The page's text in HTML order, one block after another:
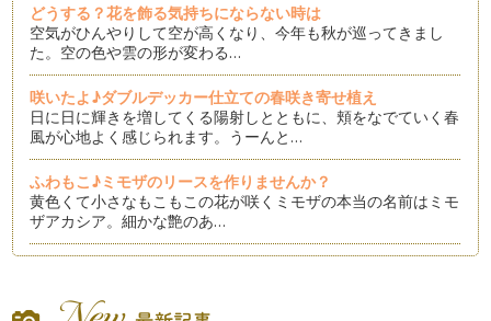
どうする？花を飾る気持ちにならない時は
空気がひんやりして空が高くなり、今年も秋が巡ってきまし
た。空の色や雲の形が変わる…
咲いたよ♪ダブルデッカー仕立ての春咲き寄せ植え
日に日に輝きを増してくる陽射しとともに、頬をなでていく春
風が心地よく感じられます。うーんと…
ふわもこ♪ミモザのリースを作りませんか？
黄色くて小さなもこもこの花が咲くミモザの本当の名前はミモ
ザアカシア。細かな艶のあ…